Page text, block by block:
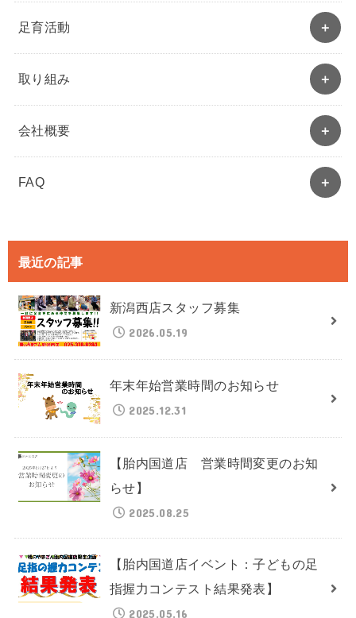
足育活動
取り組み
会社概要
FAQ
最近の記事
新潟西店スタッフ募集
2026.05.19
年末年始営業時間のお知らせ
2025.12.31
【胎内国道店 営業時間変更のお知
らせ】
2025.08.25
【胎内国道店イベント：子どもの足
指握力コンテスト結果発表】
2025.05.16